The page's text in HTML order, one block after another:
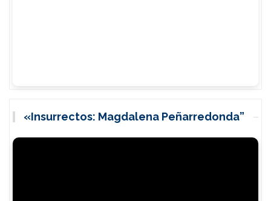
«Insurrectos: Magdalena Peñarredonda”